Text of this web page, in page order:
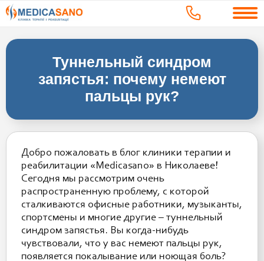
Туннельный синдром
запястья: почему немеют
пальцы рук?
Добро пожаловать в блог клиники терапии и
реабилитации «Medicasano» в Николаеве!
Сегодня мы рассмотрим очень
распространенную проблему, с которой
сталкиваются офисные работники, музыканты,
спортсмены и многие другие – туннельный
синдром запястья. Вы когда-нибудь
чувствовали, что у вас немеют пальцы рук,
появляется покалывание или ноющая боль?